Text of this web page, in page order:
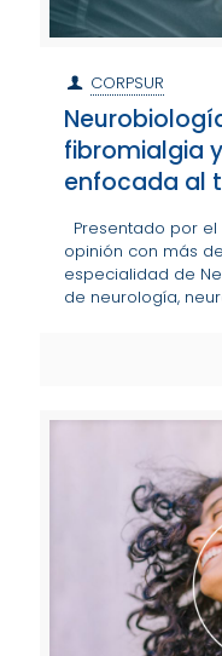
CORPSUR
fibromialgia
enfocada al
Presentado por el
opinión con más
especialidad de
de neurología,